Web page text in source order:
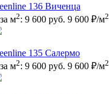
136 Виченца
м2: 9 600 руб. 9 600 ₽/м2
135 Салермо
м2: 9 600 руб. 9 600 ₽/м2